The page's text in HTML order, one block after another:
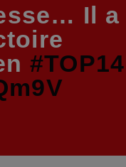
Il a
#TOP14